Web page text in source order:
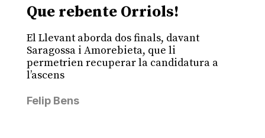
Que rebente Orriols!
El Llevant aborda dos finals, davant
Saragossa i Amorebieta, que li
permetrien recuperar la candidatura a
l’ascens
Felip Bens